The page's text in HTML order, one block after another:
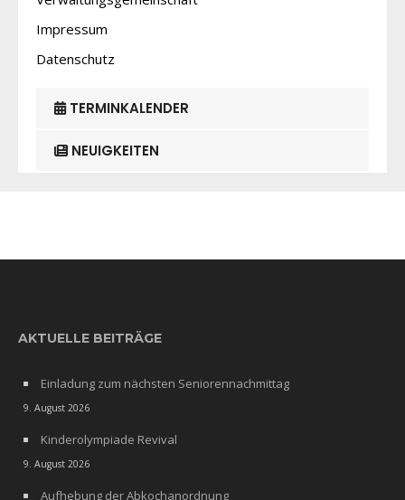
Impressum
Datenschutz
TERMINKALENDER
NEUIGKEITEN
AKTUELLE BEITRÄGE
Einladung zum nächsten Seniorennachmittag
9. August 2026
Kinderolympiade Revival
9. August 2026
Aufhebung der Abkochanordnung